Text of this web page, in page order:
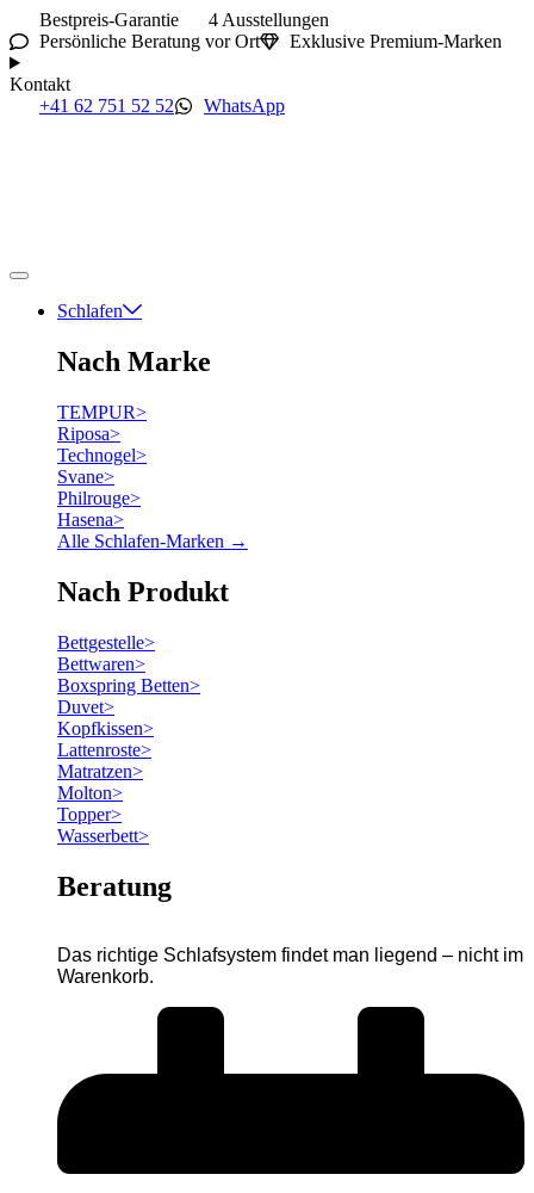
Bestpreis-Garantie
4 Ausstellungen
Persönliche Beratung vor Ort
Exklusive Premium-Marken
Kontakt
+41 62 751 52 52
WhatsApp
Schlafen
Nach Marke
TEMPUR>
Riposa>
Technogel>
Svane>
Philrouge>
Hasena>
Alle Schlafen-Marken →
Nach Produkt
Bettgestelle>
Bettwaren>
Boxspring Betten>
Duvet>
Kopfkissen>
Lattenroste>
Matratzen>
Molton>
Topper>
Wasserbett>
Beratung
Das richtige Schlafsystem findet man liegend – nicht im
Warenkorb.